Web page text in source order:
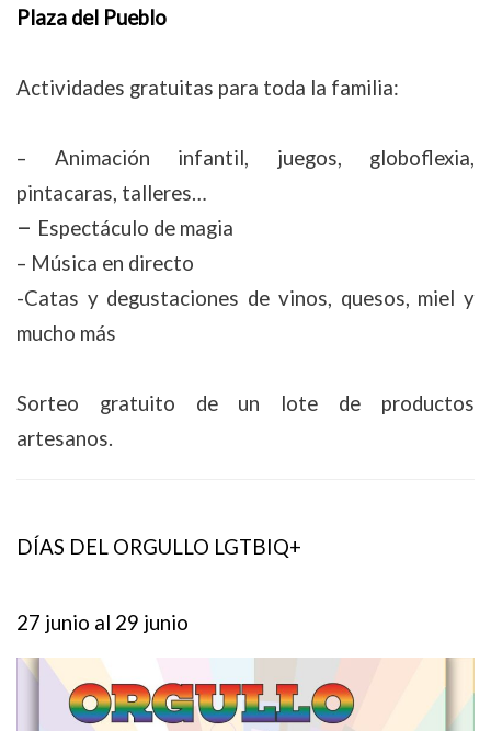
Plaza del Pueblo
Actividades gratuitas para toda la familia:
– Animación infantil, juegos, globoflexia,
pintacaras, talleres…
– Espectáculo de magia
– Música en directo
-Catas y degustaciones de vinos, quesos, miel y
mucho más
Sorteo gratuito de un lote de productos
artesanos.
DÍAS DEL ORGULLO LGTBIQ+
27 junio al 29 junio